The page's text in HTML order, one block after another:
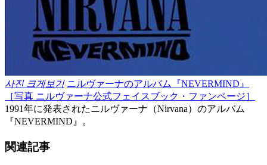
사진 크게보기 ニルヴァーナのアルバム『NEVERMIND』
［写真 ニルヴァーナ公式フェイスブック・ファンページ］
1991年に発表されたニルヴァーナ（Nirvana）のアルバム
『NEVERMIND』。
関連記事